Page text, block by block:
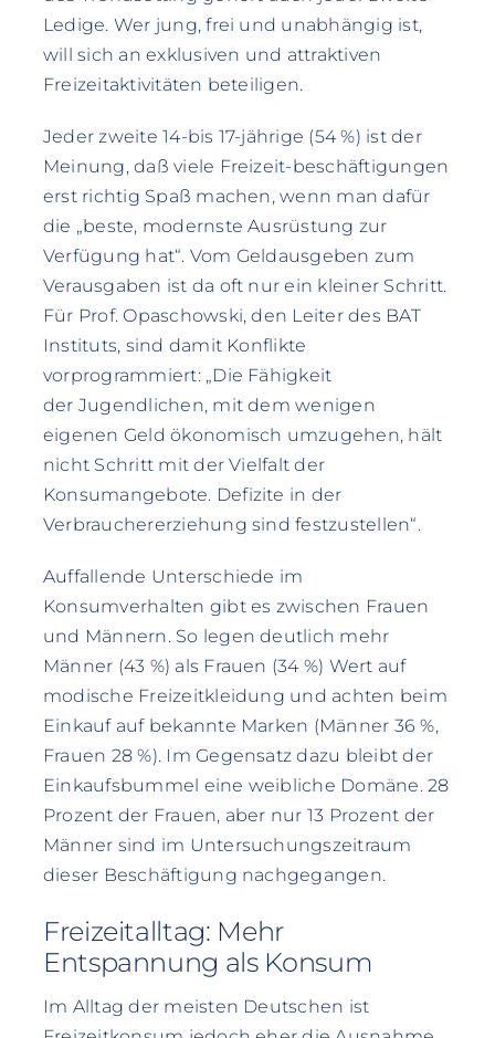
Ledige. Wer jung, frei und unabhängig ist,
will sich an exklusiven und attraktiven
Freizeitaktivitäten beteiligen.
Jeder zweite 14-bis 17-jährige (54 %) ist der
Meinung, daß viele Freizeit-beschäftigungen
erst richtig Spaß machen, wenn man dafür
die „beste, modernste Ausrüstung zur
Verfügung hat“. Vom Geldausgeben zum
Verausgaben ist da oft nur ein kleiner Schritt.
Für Prof. Opaschowski, den Leiter des BAT
Instituts, sind damit Konflikte
vorprogrammiert: „Die Fähigkeit
der Jugendlichen, mit dem wenigen
eigenen Geld ökonomisch umzugehen, hält
nicht Schritt mit der Vielfalt der
Konsumangebote. Defizite in der
Verbrauchererziehung sind festzustellen“.
Auffallende Unterschiede im
Konsumverhalten gibt es zwischen Frauen
und Männern. So legen deutlich mehr
Männer (43 %) als Frauen (34 %) Wert auf
modische Freizeitkleidung und achten beim
Einkauf auf bekannte Marken (Männer 36 %,
Frauen 28 %). Im Gegensatz dazu bleibt der
Einkaufsbummel eine weibliche Domäne. 28
Prozent der Frauen, aber nur 13 Prozent der
Männer sind im Untersuchungszeitraum
dieser Beschäftigung nachgegangen.
Freizeitalltag: Mehr
Entspannung als Konsum
Im Alltag der meisten Deutschen ist